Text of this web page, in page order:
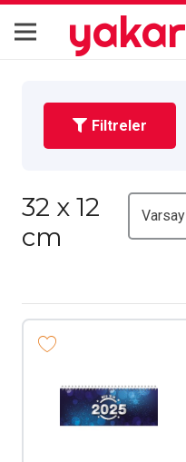
yakar
Filtreler
32 x 12
cm